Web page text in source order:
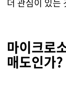
마이크로
매도인가?